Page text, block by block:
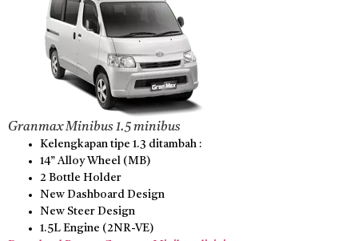
Granmax Minibus 1.5 minibus
Kelengkapan tipe 1.3 ditambah :
14” Alloy Wheel (MB)
2 Bottle Holder
New Dashboard Design
New Steer Design
1.5L Engine (2NR-VE)